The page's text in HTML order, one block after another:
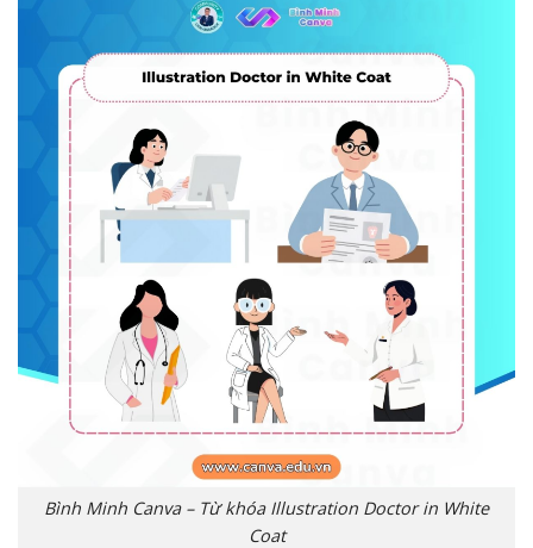
Bình Minh Canva – Từ khóa Illustration Doctor in White
Coat